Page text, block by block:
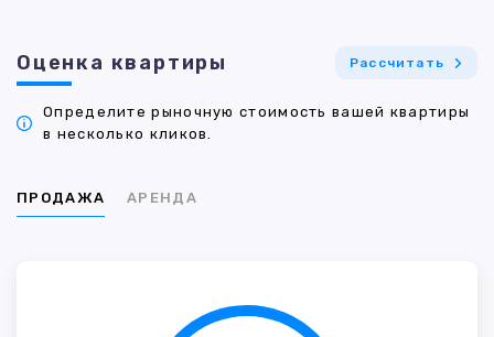
Оценка квартиры Рассчитать
Определите рыночную стоимость вашей квартиры
в несколько кликов.
ПРОДАЖА АРЕНДА